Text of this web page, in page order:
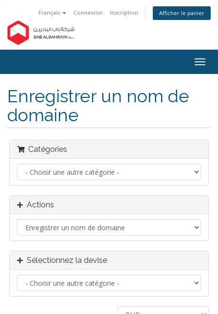
Français Connexion Inscription Afficher le panier
la
Enregistrer un nom de
domaine
Catégories
Actions
Sélectionnez la devise